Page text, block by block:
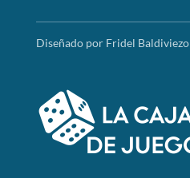
Diseñado por Fridel Baldiviezo